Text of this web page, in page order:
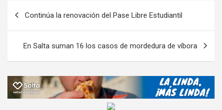
o
k
p
p
m
M
ail
er
p
ar
tir
entradas
Continúa la renovación del Pase Libre Estudiantil
En Salta suman 16 los casos de mordedura de víbora